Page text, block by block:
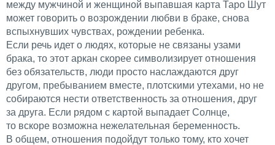
между мужчиной и женщиной выпавшая карта Таро Шут
может говорить о возрождении любви в браке, снова
вспыхнувших чувствах, рождении ребенка.
Если речь идет о людях, которые не связаны узами
брака, то этот аркан скорее символизирует отношения
без обязательств, люди просто наслаждаются друг
другом, пребыванием вместе, плотскими утехами, но не
собираются нести ответственность за отношения, друг
за друга. Если рядом с картой выпадает Солнце,
то вскоре возможна нежелательная беременность.
В общем, отношения подойдут только тому, кто хочет